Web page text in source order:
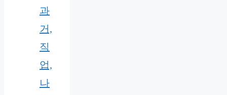
과
거,
직
업,
나